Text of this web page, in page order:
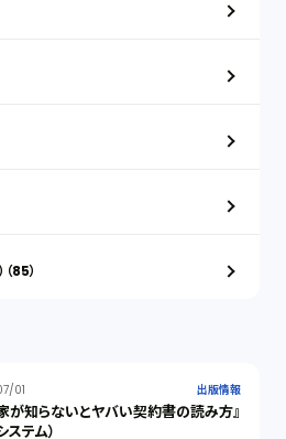
85）
01 出版情報
が知らないとヤバい契約書の読み方』
ステム）